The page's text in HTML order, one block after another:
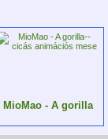
MioMao - A gorilla